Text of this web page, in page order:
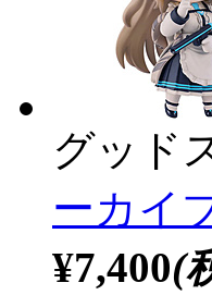
グッド
ーカイ
¥7,400(